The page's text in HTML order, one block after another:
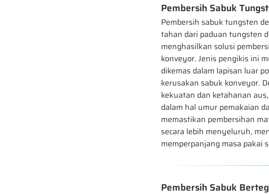
Pembersih Sabuk
Pembersih sabuk tungsten
tahan dari paduan tungsten
menghasilkan solusi
konveyor. Jenis pengikis ini
dikemas dalam lapisan luar
kerusakan sabuk konveyor.
kekuatan dan ketahanan
dalam hal umur pemakaian
memastikan pembersihan
secara lebih menyeluruh,
memperpanjang masa pakai
Pembersih Sabuk